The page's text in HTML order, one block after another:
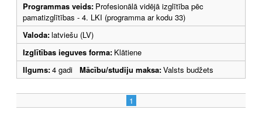
Programmas veids: Profesionālā vidējā izglītība pēc
pamatizglītības - 4. LKI (programma ar kodu 33)
Valoda:latviešu (LV)
Izglītības ieguves forma: Klātiene
Ilgums:4 gadi Mācību/studiju maksa:Valsts budžets
1